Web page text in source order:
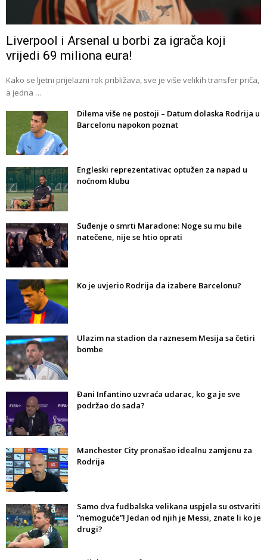
Liverpool i Arsenal u borbi za igrača koji
vrijedi 69 miliona eura!
Kako se ljetni prijelazni rok približava, sve je više velikih transfer priča,
a jedna …
Dilema više ne postoji – Datum dolaska Rodrija u
Barcelonu napokon poznat
Engleski reprezentativac optužen za napad u
noćnom klubu
Suđenje o smrti Maradone: Noge su mu bile
natečene, nije se htio oprati
Ko je uvjerio Rodrija da izabere Barcelonu?
Ulazim na stadion da raznesem Mesija sa četiri
bombe
Đani Infantino uzvraća udarac, ko ga je sve
podržao do sada?
Manchester City pronašao idealnu zamjenu za
Rodrija
Samo dva fudbalska velikana uspjela su ostvariti
“nemoguće”! Jedan od njih je Messi, znate li ko je
drugi?